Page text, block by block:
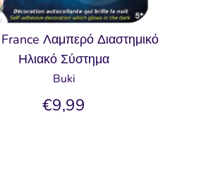
Λαμπερό Διαστημικό
Ηλιακό Σύστημα
Buki
€9,99